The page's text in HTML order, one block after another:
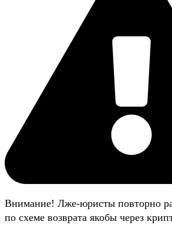
Внимание! Лже-юристы повторно
по схеме возврата якобы через